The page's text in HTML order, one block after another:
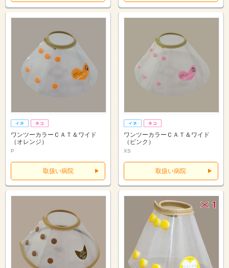
ワンツーカラーＣＡＴ＆ワイド
（オレンジ）
P
取扱い病院
ワンツーカラーＣＡＴ＆ワイド
（ピンク）
XS
取扱い病院